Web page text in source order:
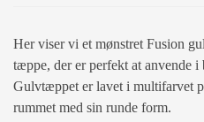
Her viser vi et mønstret Fusion
tæppe, der er perfekt at anvende i
Gulvtæppet er lavet i multifarvet
rummet med sin runde form.